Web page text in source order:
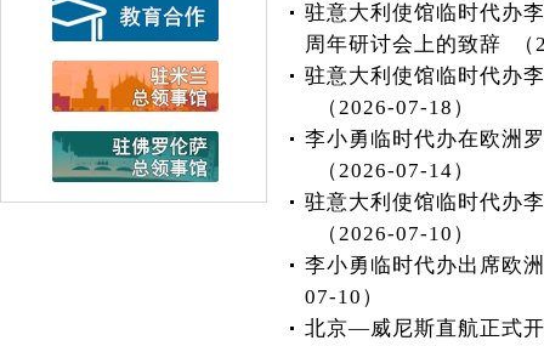
驻意大利使馆临时代办
周年研讨会上的致辞
驻意大利使馆临时代办
（2026-07-18）
李小勇临时代办在欧洲
（2026-07-14）
驻意大利使馆临时代办
（2026-07-10）
李小勇临时代办出席欧
07-10）
北京—威尼斯直航正式